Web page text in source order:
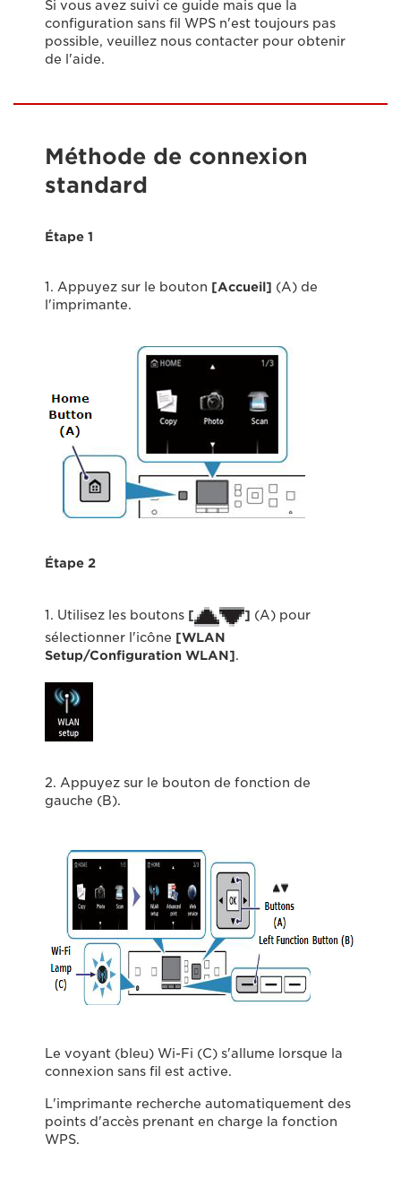
Si vous avez suivi ce guide mais que la
configuration sans fil WPS n'est toujours pas
possible, veuillez nous contacter pour obtenir
de l'aide.
Méthode de connexion
standard
Étape 1
1. Appuyez sur le bouton [Accueil] (A) de
l'imprimante.
Étape 2
1. Utilisez les boutons [ ] (A) pour
sélectionner l'icône [WLAN
Setup/Configuration WLAN].
2. Appuyez sur le bouton de fonction de
gauche (B).
Le voyant (bleu) Wi-Fi (C) s'allume lorsque la
connexion sans fil est active.
L'imprimante recherche automatiquement des
points d'accès prenant en charge la fonction
WPS.